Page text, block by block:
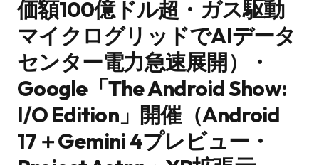
価額100億ドル超・ガス駆動
マイクログリッドでAIデータ
センター電力急速展開）・
Google「The Android Show:
I/O Edition」開催（Android
17＋Gemini 4プレビュー・